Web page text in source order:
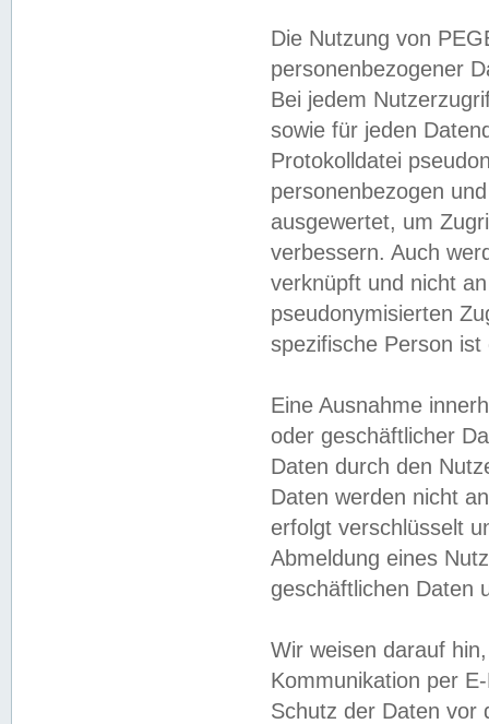
Die Nutzung von
personenbezogener
Bei jedem
sowie für jeden
Protokolldatei
personenbezogen
ausgewertet, um
verbessern. Auch
verknüpft und nicht
pseudonymisierten
spezifische Person
Eine Ausnahme
oder geschäftlicher
Daten durch den
Daten werden nicht
erfolgt verschlüsselt
Abmeldung eines
geschäftlichen Daten
Wir weisen darauf
Kommunikation per
Schutz der Daten vor